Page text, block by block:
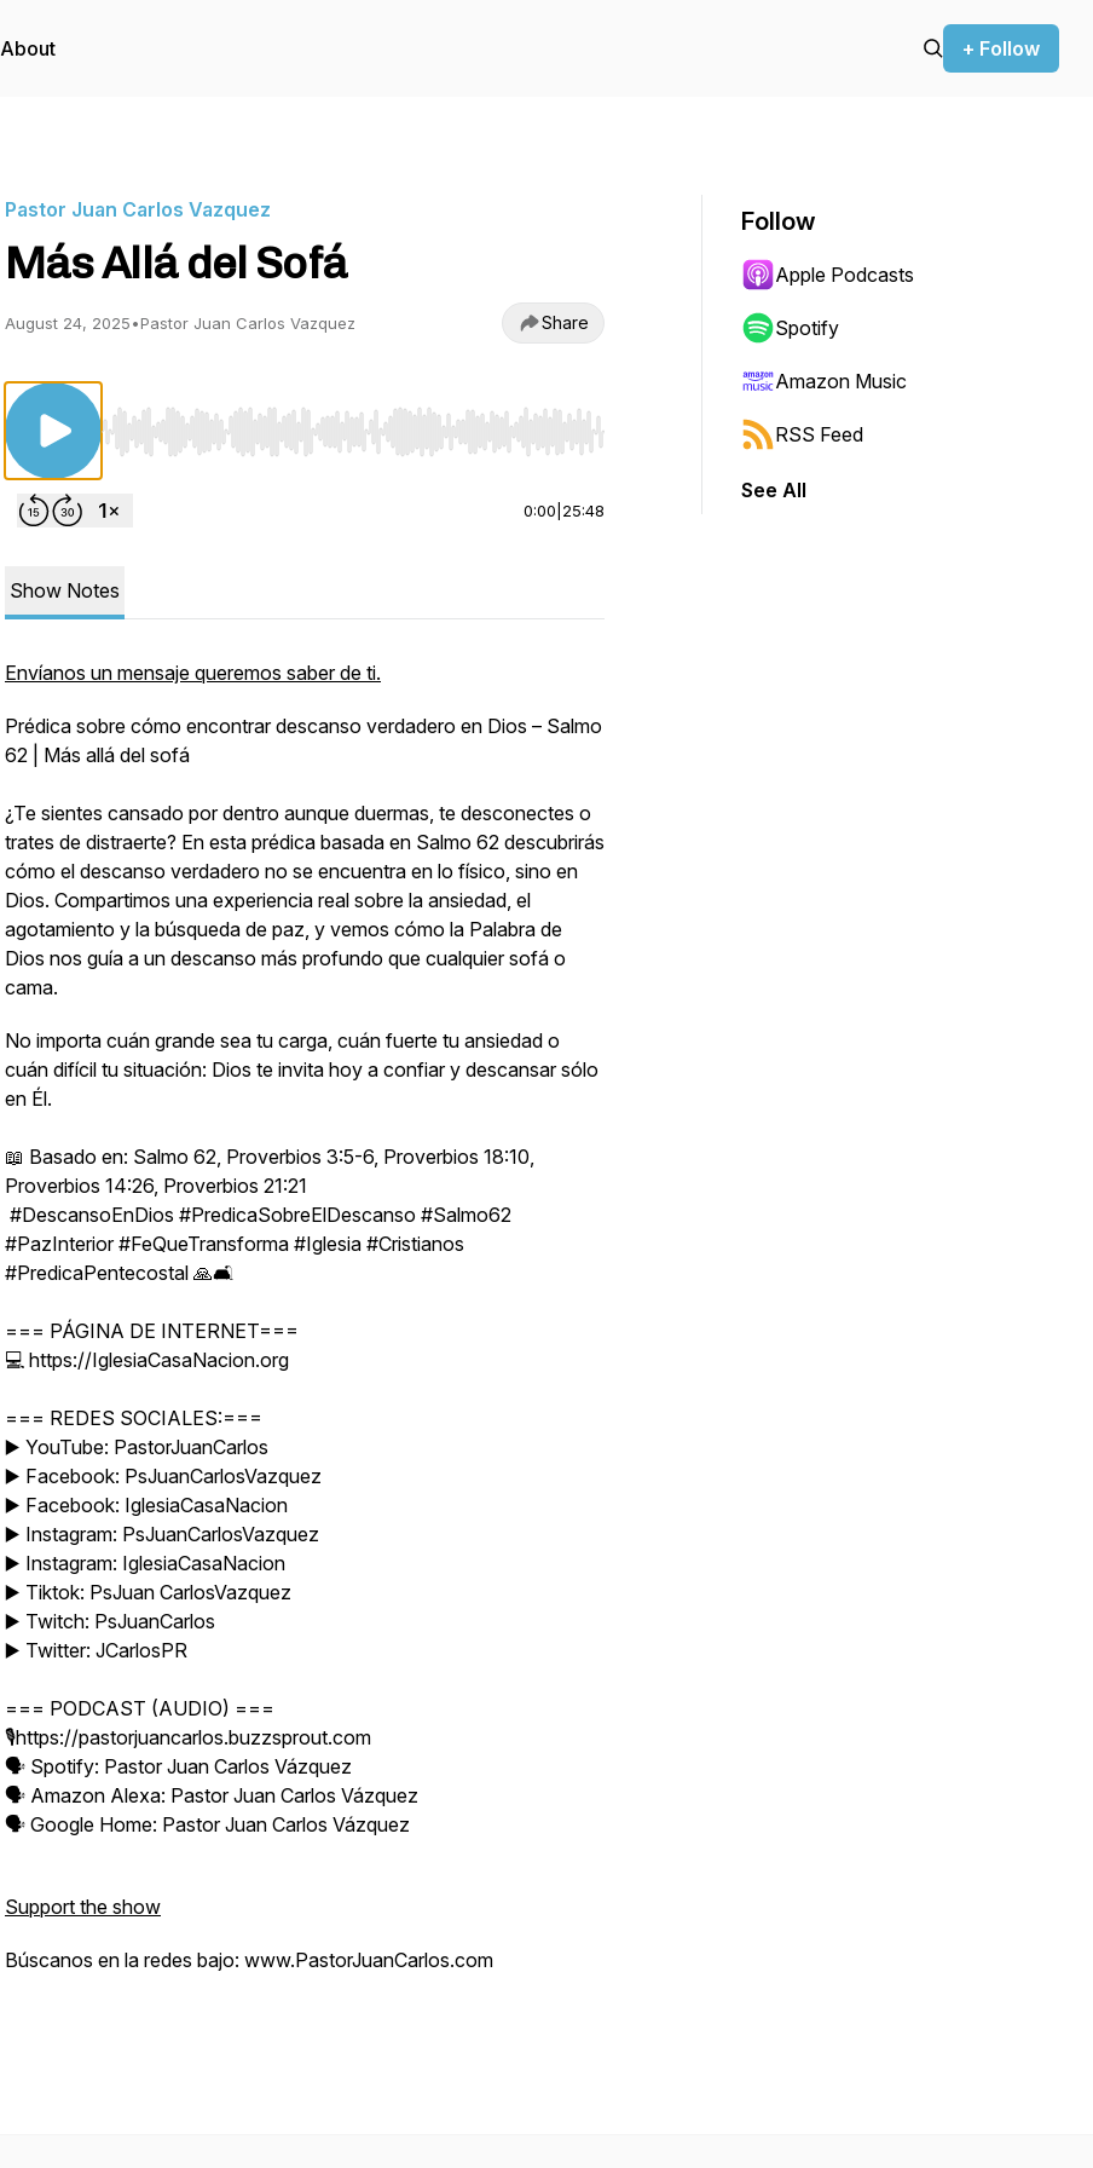
About + Follow
Pastor Juan Carlos Vazquez
Más Allá del Sofá
August 24, 2025•Pastor Juan Carlos Vazquez Share
Use Left/Right to seek, Home/End to jump to start or end. Hold shift to jump forward or backward.
0:00 25:48
Show Notes
Envíanos un mensaje queremos saber de ti.
Prédica sobre cómo encontrar descanso verdadero en Dios – Salmo
62 | Más allá del sofá
¿Te sientes cansado por dentro aunque duermas, te desconectes o
trates de distraerte? En esta prédica basada en Salmo 62 descubrirás
cómo el descanso verdadero no se encuentra en lo físico, sino en
Dios. Compartimos una experiencia real sobre la ansiedad, el
agotamiento y la búsqueda de paz, y vemos cómo la Palabra de
Dios nos guía a un descanso más profundo que cualquier sofá o
cama.
No importa cuán grande sea tu carga, cuán fuerte tu ansiedad o
cuán difícil tu situación: Dios te invita hoy a confiar y descansar sólo
en Él.
📖 Basado en: Salmo 62, Proverbios 3:5-6, Proverbios 18:10,
Proverbios 14:26, Proverbios 21:21
#DescansoEnDios #PredicaSobreElDescanso #Salmo62
#PazInterior #FeQueTransforma #Iglesia #Cristianos
#PredicaPentecostal 🙏🛋️
=== PÁGINA DE INTERNET===
💻 https://IglesiaCasaNacion.org
=== REDES SOCIALES:===
▶️ YouTube: PastorJuanCarlos
▶️ Facebook: PsJuanCarlosVazquez
▶️ Facebook: IglesiaCasaNacion
▶️ Instagram: PsJuanCarlosVazquez
▶️ Instagram: IglesiaCasaNacion
▶️ Tiktok: PsJuan CarlosVazquez
▶️ Twitch: PsJuanCarlos
▶️ Twitter: JCarlosPR
=== PODCAST (AUDIO) ===
🎙️https://pastorjuancarlos.buzzsprout.com
🗣️ Spotify: Pastor Juan Carlos Vázquez
🗣️ Amazon Alexa: Pastor Juan Carlos Vázquez
🗣️ Google Home: Pastor Juan Carlos Vázquez
Support the show
Búscanos en la redes bajo: www.PastorJuanCarlos.com
Follow
Apple Podcasts
Spotify
Amazon Music
RSS Feed
See All